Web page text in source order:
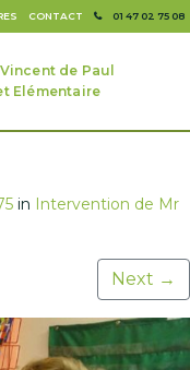
01 47 02 75 08
CONTACT
de Paul
Elémentaire
in Intervention de Mr
Next →